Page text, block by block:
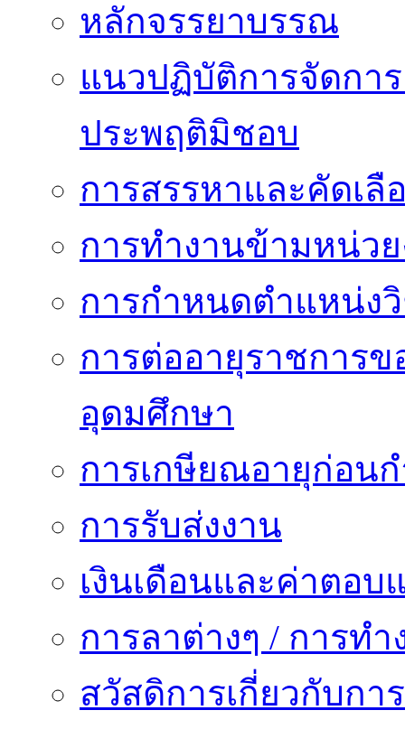
หลักจรรยาบรรณ
แนวปฏิบัติการจัดการ
ประพฤติมิชอบ
การสรรหาและคัดเลื
การทำงานข้ามหน่ว
การกำหนดตำแหน่ง
การต่ออายุราชการ
อุดมศึกษา
การเกษียณอายุก่อน
การรับส่งงาน
เงินเดือนและค่าตอบ
การลาต่างๆ / การทำ
สวัสดิการเกี่ยวกับกา